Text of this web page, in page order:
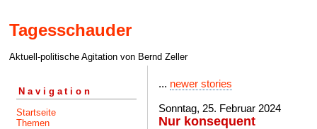
Tagesschauder
Aktuell-politische Agitation von Bernd Zeller
Navigation
Startseite
Themen
... newer stories
Sonntag, 25. Februar 2024
Nur konsequent